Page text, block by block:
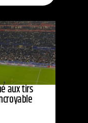
aux tirs